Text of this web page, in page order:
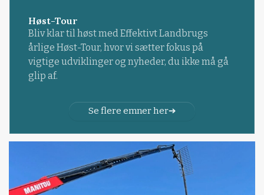
Høst-Tour
Bliv klar til høst med Effektivt Landbrugs
årlige Høst-Tour, hvor vi sætter fokus på
vigtige udviklinger og nyheder, du ikke må gå
glip af.
Se flere emner her